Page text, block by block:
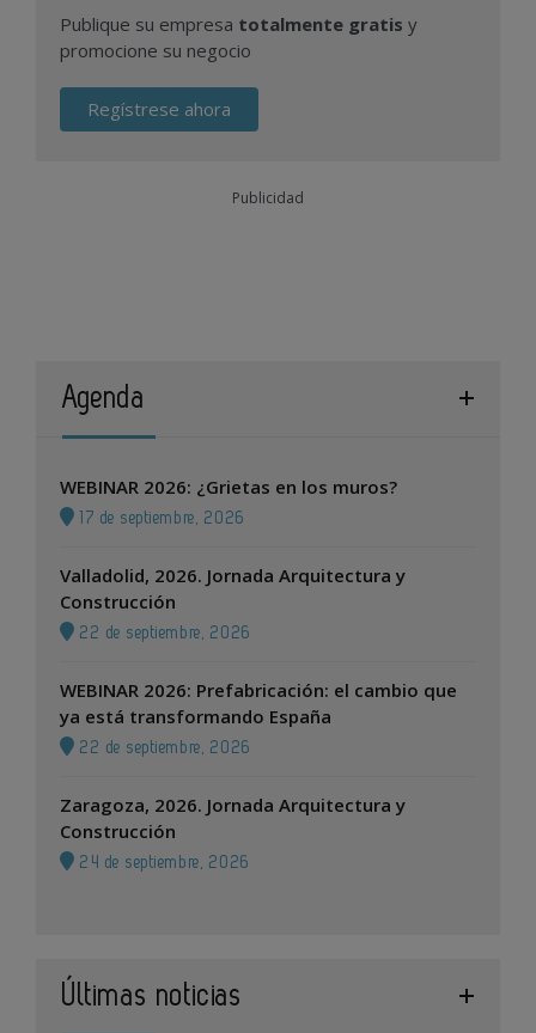
Publique su empresa totalmente gratis y
promocione su negocio
Regístrese ahora
Publicidad
Agenda
WEBINAR 2026: ¿Grietas en los muros?
17 de septiembre, 2026
Valladolid, 2026. Jornada Arquitectura y
Construcción
22 de septiembre, 2026
WEBINAR 2026: Prefabricación: el cambio que
ya está transformando España
22 de septiembre, 2026
Zaragoza, 2026. Jornada Arquitectura y
Construcción
24 de septiembre, 2026
Últimas noticias